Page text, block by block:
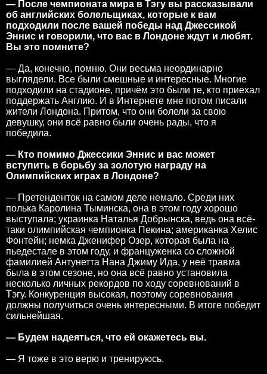
— После чемпионата мира в Тэгу вы рассказывали
об английских болельщиках, которые к вам
подходили после вашей победы над Джессикой
Эннис и говорили, что вас в Лондоне ждут и любят.
Вы это помните?
— Да, конечно, помню. Они весьма неординарно
выглядели. Все были смешные и интересные. Многие
подходили на стадионе, причём это были те, кто приехал
поддержать Англию. И в Интернете мне потом писали
жители Лондона. Притом, что они болели за свою
девушку, они всё равно были очень рады, что я
победила.
— Кто помимо Джессики Эннис и вас может
вступить в борьбу за золотую награду на
Олимпийских играх в Лондоне?
— Претенденток на самом деле немало. Среди них
полька Каролина Тыминска, она в этом году хорошо
выступала; украинка Наталья Добрынска, ведь она всё-
таки олимпийская чемпионка Пекина; американка Хелис
Фонтейн; немка Дженифер Озер, которая была на
пьедестале в этом году, и француженка со сложной
фамилией Антунетта Нана Джиму Ида, у неё травма
была в этом сезоне, но она всё равно установила
несколько личных рекордов по ходу соревнований в
Тэгу. Конкуренция высокая, поэтому соревнования
должны получиться очень интересными. В итоге победит
сильнейшая.
— Будем надеяться, что ей окажетесь вы.
— Я тоже в это верю и тренируюсь.